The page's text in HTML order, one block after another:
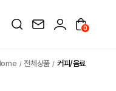
0
전체상품 커피/음료